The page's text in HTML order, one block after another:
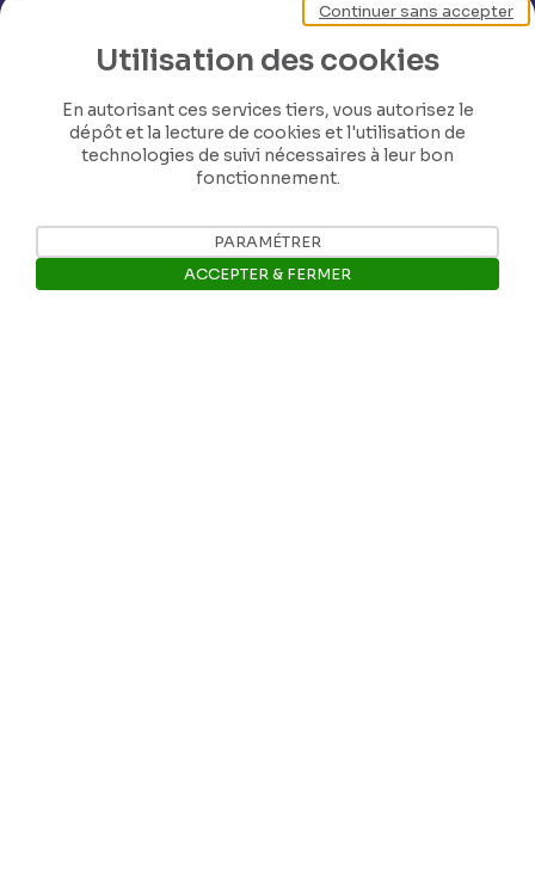
Utilisation des cookies
En autorisant ces services tiers, vous autorisez le
dépôt et la lecture de cookies et l'utilisation de
technologies de suivi nécessaires à leur bon
fonctionnement.
Continuer sans accepter
PARAMÉTRER
ACCEPTER & FERMER